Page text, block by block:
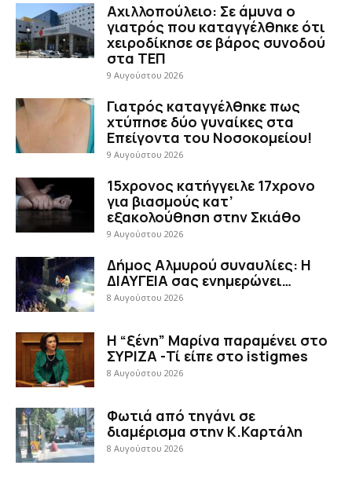
Αχιλλοπούλειο: Σε άμυνα ο
γιατρός που καταγγέλθηκε ότι
χειροδίκησε σε βάρος συνοδού
στα ΤΕΠ
9 Αυγούστου 2026
Γιατρός καταγγέλθηκε πως
χτύπησε δύο γυναίκες στα
Επείγοντα του Νοσοκομείου!
9 Αυγούστου 2026
15χρονος κατήγγειλε 17χρονο
για βιασμούς κατ’
εξακολούθηση στην Σκιάθο
9 Αυγούστου 2026
Δήμος Αλμυρού συναυλίες: Η
ΔΙΑΥΓΕΙΑ σας ενημερώνει…
8 Αυγούστου 2026
Η “ξένη” Μαρίνα παραμένει στο
ΣΥΡΙΖΑ -Τί είπε στο istigmes
8 Αυγούστου 2026
Φωτιά από τηγάνι σε
διαμέρισμα στην Κ.Καρτάλη
8 Αυγούστου 2026